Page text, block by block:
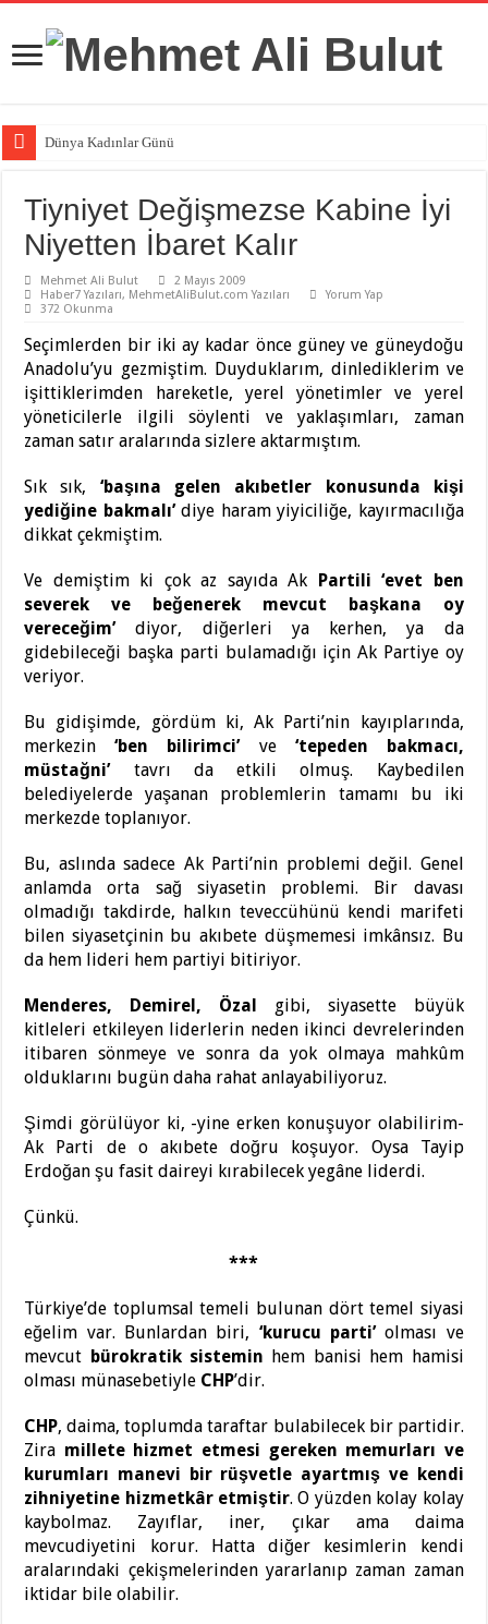
Dünya Kadınlar Günü
Tiyniyet Değişmezse Kabine İyi
Niyetten İbaret Kalır
Mehmet Ali Bulut
2 Mayıs 2009
Haber7 Yazıları, MehmetAliBulut.com Yazıları
Yorum Yap
372 Okunma
Seçimlerden bir iki ay kadar önce güney ve güneydoğu
Anadolu’yu gezmiştim. Duyduklarım, dinlediklerim ve
işittiklerimden hareketle, yerel yönetimler ve yerel
yöneticilerle ilgili söylenti ve yaklaşımları, zaman
zaman satır aralarında sizlere aktarmıştım.
Sık sık, ‘başına gelen akıbetler konusunda kişi
yediğine bakmalı’diye haram yiyiciliğe, kayırmacılığa
dikkat çekmiştim.
Ve demiştim ki çok az sayıda Ak
Partili ‘evet ben
severek ve beğenerek mevcut başkana oy
vereceğim’diyor, diğerleri ya kerhen, ya da
gidebileceği başka parti bulamadığı için Ak Partiye oy
veriyor.
Bu gidişimde, gördüm ki, Ak Parti’nin kayıplarında,
merkezin‘ben bilirimci’ ve ‘tepeden bakmacı,
müstağni’tavrı da etkili olmuş. Kaybedilen
belediyelerde yaşanan problemlerin tamamı bu iki
merkezde toplanıyor.
Bu, aslında sadece Ak Parti’nin problemi değil. Genel
anlamda orta sağ siyasetin problemi. Bir davası
olmadığı takdirde, halkın teveccühünü kendi marifeti
bilen siyasetçinin bu akıbete düşmemesi imkânsız. Bu
da hem lideri hem partiyi bitiriyor.
Menderes, Demirel, Özal
gibi, siyasette büyük
kitleleri etkileyen liderlerin neden ikinci devrelerinden
itibaren sönmeye ve sonra da yok olmaya mahkûm
olduklarını bugün daha rahat anlayabiliyoruz.
Şimdi görülüyor ki, -yine erken konuşuyor olabilirim-
Ak Parti de o akıbete doğru koşuyor. Oysa Tayip
Erdoğan şu fasit daireyi kırabilecek yegâne liderdi.
Çünkü.
***
Türkiye’de toplumsal temeli bulunan dört temel siyasi
eğelim var. Bunlardan biri, ‘kurucu parti’olması ve
mevcut bürokratik sistemin hem banisi hem hamisi
olması münasebetiyle CHP’dir.
CHP, daima, toplumda taraftar bulabilecek bir partidir.
Zira millete hizmet etmesi gereken memurları ve
kurumları manevi bir rüşvetle ayartmış ve kendi
zihniyetine hizmetkâr etmiştir. O yüzden kolay kolay
kaybolmaz. Zayıflar, iner, çıkar ama daima
mevcudiyetini korur. Hatta diğer kesimlerin kendi
aralarındaki çekişmelerinden yararlanıp zaman zaman
iktidar bile olabilir.